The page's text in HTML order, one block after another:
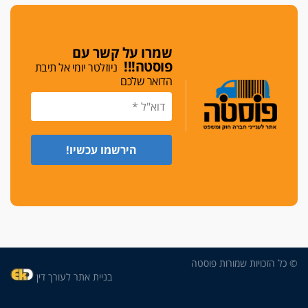
בימ"ש מחוזי: החלטת עמית בכר לדחות מינוי מנכ"ל
חדש ללשכה אינה סבירה
משפחה ופוליטיקה
עו"ד גלעד מנשה ויאיר בכורו חגגו בר מצווה, שרי
דורשים הגנה וביטחון"
שמרו על קשר עם
פוסטה!!! ניוזלטר יומי אל תיבת
הדואר שלכם
© כל הזכויות שמורות פוסטה
בניית אתר לעורך דין